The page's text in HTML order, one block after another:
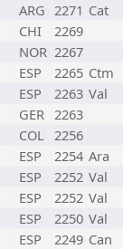
ARG 2271 Cat
CHI
2269
NOR 2267
ESP 2265 Ctm
ESP 2263 Val
GER 2263
COL 2256
ESP 2254 Ara
ESP 2252 Val
ESP 2252 Val
ESP 2250 Val
ESP 2249 Can